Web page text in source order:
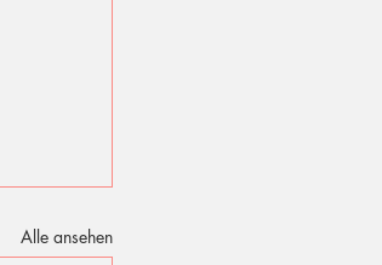
Alle ansehen